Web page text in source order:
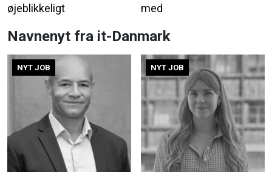
øjeblikkeligt
med
Navnenyt fra it-Danmark
NYT JOB NYT JOB